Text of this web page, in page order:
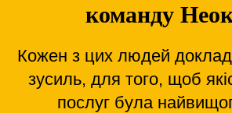
команду
Кожен з цих людей
зусиль, для того, щоб
послуг була